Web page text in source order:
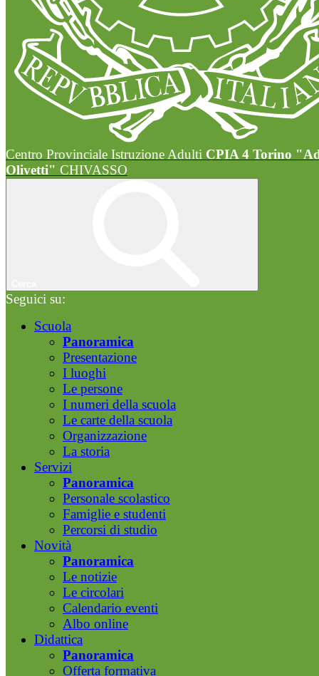
Centro Provinciale Istruzione Adulti CPIA 4 Torino
Olivetti" CHIVASSO
Seguici su:
Scuola
Panoramica
Presentazione
I luoghi
Le persone
I numeri della scuola
Le carte della scuola
Organizzazione
La storia
Servizi
Panoramica
Personale scolastico
Famiglie e studenti
Percorsi di studio
Novità
Panoramica
Le notizie
Le circolari
Calendario eventi
Albo online
Didattica
Panoramica
Offerta formativa